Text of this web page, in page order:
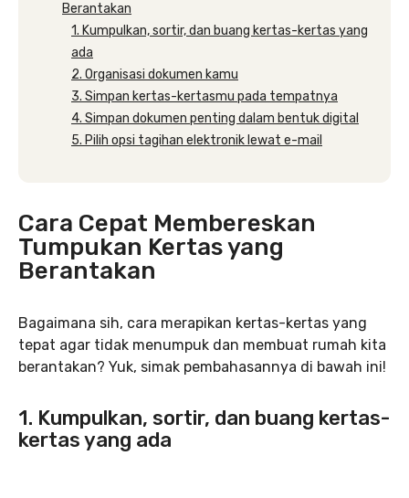
Berantakan
1. Kumpulkan, sortir, dan buang kertas-kertas yang
ada
2. Organisasi dokumen kamu
3. Simpan kertas-kertasmu pada tempatnya
4. Simpan dokumen penting dalam bentuk digital
5. Pilih opsi tagihan elektronik lewat e-mail
Cara Cepat Membereskan
Tumpukan Kertas yang
Berantakan
Bagaimana sih, cara merapikan kertas-kertas yang
tepat agar tidak menumpuk dan membuat rumah kita
berantakan? Yuk, simak pembahasannya di bawah ini!
1. Kumpulkan, sortir, dan buang kertas-
kertas yang ada